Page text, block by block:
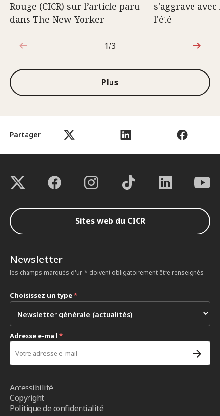
Partager
Rouge (CICR) sur l’article paru
dans The New Yorker
s'aggrave
l'été
1sur3
1/3
Plus
Sites web du CICR
Newsletter
les champs marqués d'un * doivent obligatoirement être renseignés
Choisissez un type*
Adresse e-mail *
Accessibilité
Copyright
Politique de confidentialité